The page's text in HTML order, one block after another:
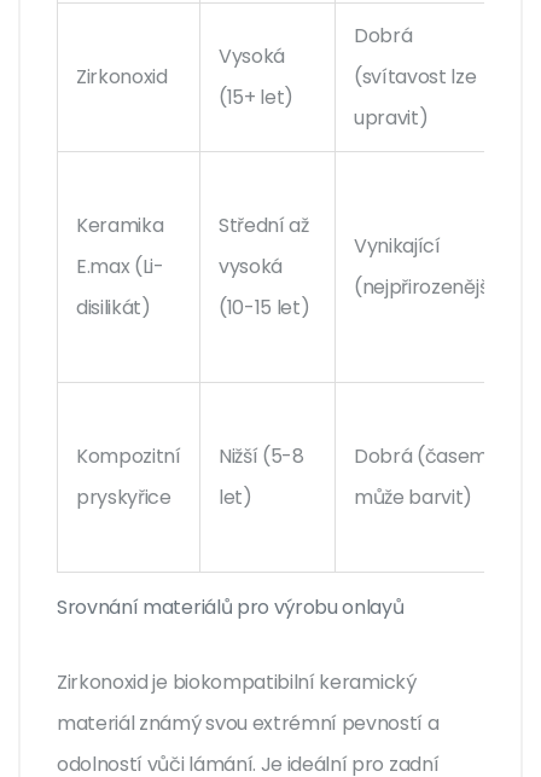
Srovnání materiálů pro výrobu onlayů
Zirkonoxid
Vysoká
(15+ let)
Dobrá
(svítavost lze
upravit)
Keramika
E.max (Li-
disilikát)
Střední až
vysoká
(10-15 let)
Vynikající
(nejpřirozenější)
Kompozitní
pryskyřice
Nižší (5-8
let)
Dobrá (časem
může barvit)
Zirkonoxidje biokompatibilní keramický
materiál známý svou extrémní pevností a
odolností vůči lámání. Je ideální pro zadní